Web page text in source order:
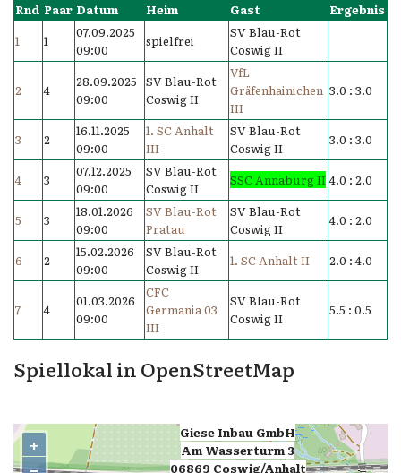
Rnd Paar Datum Heim Gast
Ergebnis
1
1
07.09.2025
09:00
spielfrei
SV Blau-Rot
Coswig II
2 4
28.09.2025
09:00
SV Blau-Rot
Coswig II
VfL
Gräfenhainichen
III
3.0 : 3.0
3 2
16.11.2025
09:00
1. SC Anhalt
III
SV Blau-Rot
Coswig II
3.0 : 3.0
4 3
07.12.2025
09:00
SV Blau-Rot
Coswig II
SSC Annaburg II 4.0 : 2.0
5 3
18.01.2026
09:00
SV Blau-Rot
Pratau
SV Blau-Rot
Coswig II
4.0 : 2.0
6 2
15.02.2026
09:00
SV Blau-Rot
Coswig II
1. SC Anhalt II 2.0 : 4.0
7 4
01.03.2026
09:00
CFC
Germania 03
III
SV Blau-Rot
Coswig II
5.5 : 0.5
Spiellokal in OpenStreetMap
+
Giese Inbau GmbH
Am Wasserturm 3
06869 Coswig/Anhalt
,